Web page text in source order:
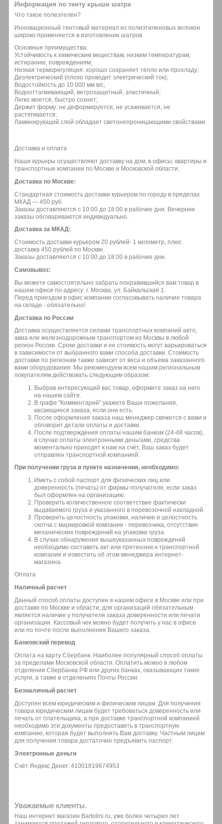
Информация по тенту крыши шатра
Что такое полеэтелен?
Инновационный тентовый материал из полиэтиленовых волокон
широко применяется в изготовлении шатров
Основные преимущества:
Устойчивость к химическим веществам, низким температурам,
истиранию, повреждениям;
Низкая терморегуляция: хорошо сохраняет тепло или прохладу;
Диэлектрический (плохо проводит электрический ток);
Водостойкость до 10 000 мм в/с;
Водоотталкивающий, ветрозащитный, эластичный;
Легко моется, быстро сохнет;
Держит форму: не деформируется, не усаживается, не
растягивается;
Ламинирующий слой обладает светонепроницающими свойствами.
Доставка и оплата
Наши курьеры осуществляют доставку на дом, в офисы, квартиры и
транспортные компании по Москве и Московской области.
Доставка по Москве:
Стандартная стоимость доставки курьером по городу в пределах
МКАД — 450 руб.
Заказы доставляются с 10:00 до 18:00 в рабочие дни. Вечерние
заказы обговариваются индивидуально.
Доставка за МКАД:
Стоимость доставки курьером 20 рублей- 1 километр, плюс
доставка 450 рублей по Москве.
Заказы доставляются с 10:00 до 18:00 в рабочие дни.
Самовывоз:
Вы можете самостоятельно забрать понравившийся вам товар в
нашем офисе по адресу: г. Москва, ул. Байкальская 1.
Перед приездом в офис компании согласовывать наличие товара
на складе - обязательно!
Доставка по России
Доставка осуществляется силами транспортных компаний авто,
авиа или железнодорожным транспортом из Москвы в любой
регион России. Сроки доставки и ее стоимость могут варьироваться
в зависимости от выбранного вами способа доставки. Стоимость
доставки по регионам также зависит от веса и объема заказанного
вами оборудования. Мы рекомендуем всем нашим региональным
покупателям действовать следующим образом:
Выбрав интересующий вас товар, оформите заказ на него
на нашем сайте.
В графе "Комментарий" укажите Ваши пожелания,
касающиеся заказа, если они есть.
После оформления заказа наш менеджер свяжется с вами и
обговорит детали оплаты и доставки.
После подтверждения оплаты нашим банком (24-48 часов),
в случае оплаты электронными деньгами, средства
моментально приходят к нам на счёт, Ваш заказ будет
отправлен транспортной компанией.
При получении груза в пункте назначения, необходимо:
Иметь с собой паспорт для физических лиц или
доверенность (печать) от фирмы-получателя, если заказ
был оформлен на организацию.
Проверить количественное соответствие фактически
выдаваемого груза и указанного в перевозочной накладной.
Проверить целостность упаковки, наличие и целостность
скотча с маркировкой компании - перевозчика, отсутствие
механических повреждений на упаковке груза.
В случае обнаружения вышеуказанных повреждений
необходимо составить акт или претензию к транспортной
компании и известить об этом менеджера интернет-
магазина.
Оплата
Наличный расчет
Данный способ оплаты доступен в нашем офисе в Москве или при
доставке по Москве и области, для организаций обязательным
является наличие у получателя заказа доверенности или печати
организации. Кассовый чек можно будет получить у нас в офисе
или по почте после выполнения Вашего заказа.
Банковский перевод
Оплата на карту Сбербанк. Наиболее популярный способ оплаты
за пределами Московской области. Оплатить можно в любом
отделении Сбербанка РФ или других банках, оказывающих такие
услуги, а также в отделениях Почты России.
Безналичный расчет
Доступен всем юридическим и физическим лицам. Для получения
товара юридическим лицам будет требоваться доверенность или
печать от плательщика, а при доставке транспортной компанией
необходимо эти документы предоставить в транспортную
компанию, которая будет выполнять Вам доставку. Частным лицам
для получения товара достаточно предъявить паспорт.
Электронные деньги
Счёт Яндекс Денег: 41001819674953
Уважаемые клиенты.
Наш интернет магазин Bartolini.ru, уже более четырех лет